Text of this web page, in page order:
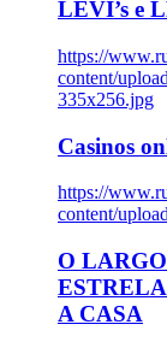
LEVI’s e
https://
content/
335x256.jpg
Casinos
https://
content/
O
A CASA